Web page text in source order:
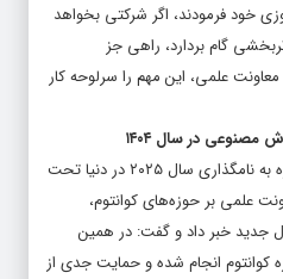
خود فرمودند، اگر شرکتی بخواهد
گام بردارد، راهی جز
علمی، این مهم را سرلوحه کار
مصنوعی در سال ۱۴۰۴
معاون علمی رئیس جمهور با اشاره به نامگذاری سال ۲۰۲۵ در دنیا تحت
علمی بر حوزه‌های کوانتوم،
خبر داد و گفت: در همین
کوانتوم انجام شده و حمایت جدی از